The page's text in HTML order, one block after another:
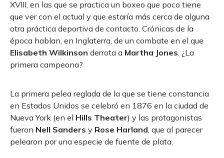
XVIII, en las que se practica un boxeo que poco tiene
que ver con el actual y que estaría más cerca de alguna
otra práctica deportiva de contacto. Crónicas de la
época hablan, en Inglaterra, de un combate en el que
Elisabeth Wilkinson derrota a Martha Jones. ¿La
primera campeona?
La primera pelea reglada de la que se tiene constancia
en Estados Unidos se celebró en 1876 en la ciudad de
Nueva York (en el Hills Theater) y las protagonistas
fueron Nell Sanders y Rose Harland, que al parecer
pelearon por una especie de fuente de plata.